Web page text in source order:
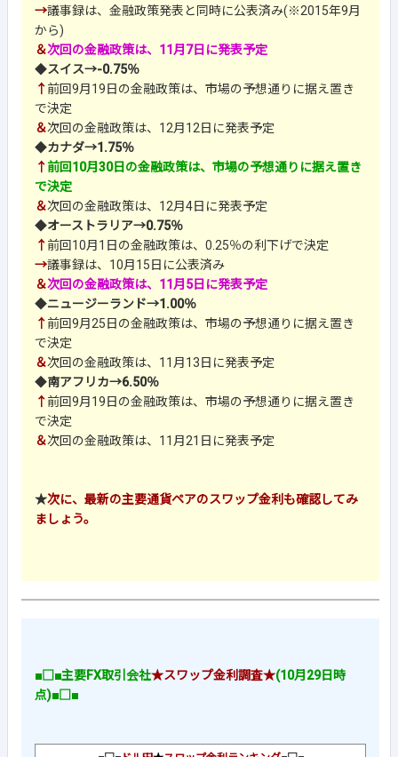
→議事録は、金融政策発表と同時に公表済み(※2015年9月
から)
＆次回の金融政策は、11月7日に発表予定
◆スイス→-0.75％
↑前回9月19日の金融政策は、市場の予想通りに据え置き
で決定
＆次回の金融政策は、12月12日に発表予定
◆カナダ→1.75％
↑前回10月30日の金融政策は、市場の予想通りに据え置き
で決定
＆次回の金融政策は、12月4日に発表予定
◆オーストラリア→0.75％
↑前回10月1日の金融政策は、0.25％の利下げで決定
→議事録は、10月15日に公表済み
＆次回の金融政策は、11月5日に発表予定
◆ニュージーランド→1.00％
↑前回9月25日の金融政策は、市場の予想通りに据え置き
で決定
＆次回の金融政策は、11月13日に発表予定
◆南アフリカ→6.50％
↑前回9月19日の金融政策は、市場の予想通りに据え置き
で決定
＆次回の金融政策は、11月21日に発表予定
★次に、最新の主要通貨ペアのスワップ金利も確認してみ
ましょう。
■□■主要FX取引会社★スワップ金利調査★(10月29日時
点)■□■